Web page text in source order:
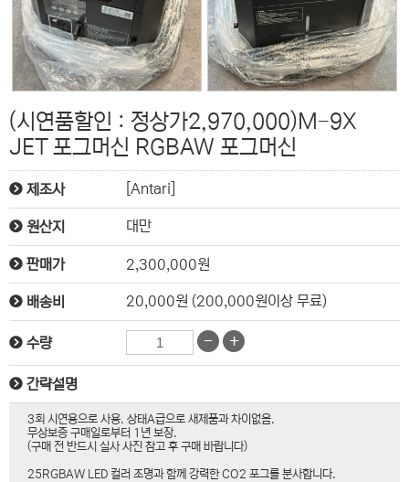
(시연품할인 : 정상가2,970,000)M-9X
JET 포그머신 RGBAW 포그머신
제조사 [Antari]
원산지 대만
판매가 2,300,000원
배송비 20,000원 (200,000원이상 무료)
수량 - +
간략설명
3회 시연용으로 사용. 상태A급으로 새제품과 차이없음.
무상보증 구매일로부터 1년 보장.
(구매 전 반드시 실사 사진 참고 후 구매 바랍니다)
25RGBAW LED 컬러 조명과 함께 강력한 CO2 포그를 분사합니다.